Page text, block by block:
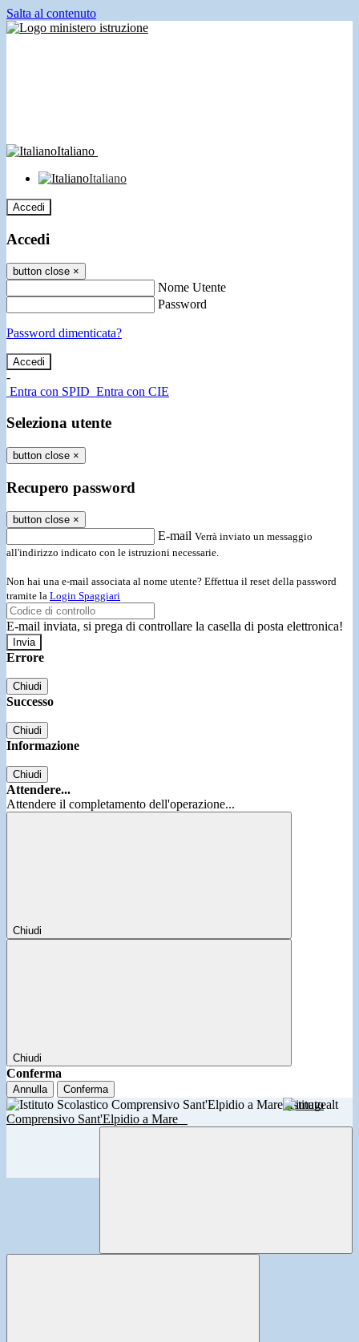
Salta al contenuto
Italiano
Italiano
Accedi
Accedi
button close ×
Nome Utente
Password
Password dimenticata?
-
Entra con SPID Entra con CIE
Seleziona utente
button close ×
Recupero password
button close ×
E-mail Verrà inviato un messaggio
all'indirizzo indicato con le istruzioni necessarie.
Non hai una e-mail associata al nome utente? Effettua il reset della password
tramite la Login Spaggiari
E-mail inviata, si prega di controllare la casella di posta elettronica!
Errore
Chiudi
Successo
Chiudi
Informazione
Chiudi
Attendere...
Attendere il completamento dell'operazione...
Chiudi
Chiudi
Conferma
Annulla Conferma
Istituto
Comprensivo Sant'Elpidio a Mare